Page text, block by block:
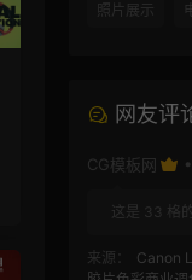
照片展示
网友评
CG模板网
这是 33 格
来源：
Canon